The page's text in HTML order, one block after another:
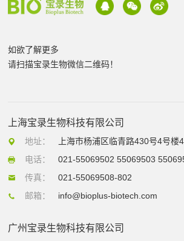
如欲了解更多
请扫描宝录生物微信二维码！
上海宝录生物科技有限公司
地址：
上海市杨浦区临青路430号4号楼
电话：
021-55069502 55069503
传真：
021-55069508-802
邮箱：
info@bioplus-biotech.com
广州宝录生物科技有限公司